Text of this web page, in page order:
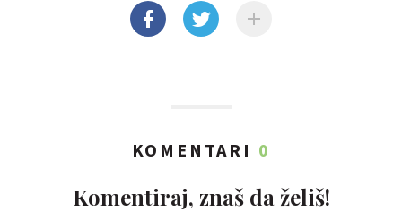
KOMENTARI 0
Komentiraj, znaš da želiš!